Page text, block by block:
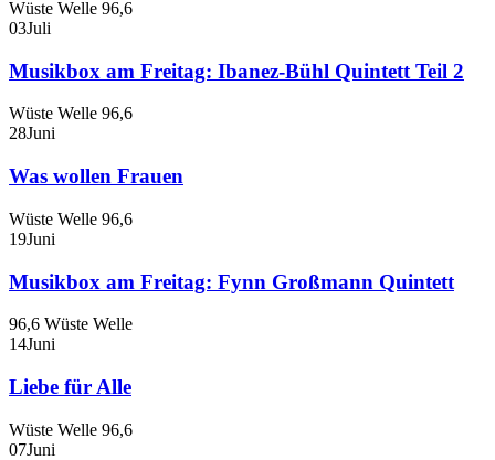
Wüste Welle 96,6
03Juli
Musikbox am Freitag: Ibanez-Bühl Quintett Teil 2
Wüste Welle 96,6
28Juni
Was wollen Frauen
Wüste Welle 96,6
19Juni
Musikbox am Freitag: Fynn Großmann Quintett
96,6 Wüste Welle
14Juni
Liebe für Alle
Wüste Welle 96,6
07Juni